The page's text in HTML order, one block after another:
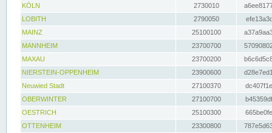
KÖLN
2730010
LOBITH
2790050
MAINZ
25100100
MANNHEIM
23700700
MAXAU
23700200
NIERSTEIN-OPPENHEIM
23900600
Neuwied Stadt
27100370
OBERWINTER
27100700
OESTRICH
25100300
OTTENHEIM
23300800